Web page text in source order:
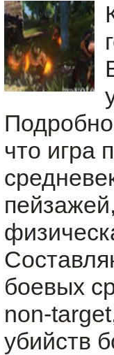
что игра
боевых
non-
убийств